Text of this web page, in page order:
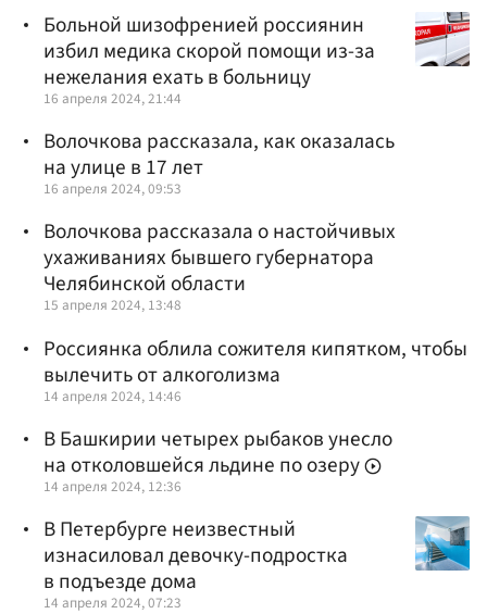
Больной шизофренией россиянин
избил медика скорой помощи из-за
нежелания ехать в больницу
16 апреля 2024, 21:44
Волочкова рассказала, как оказалась
на улице в 17 лет
16 апреля 2024, 09:53
Волочкова рассказала о настойчивых
ухаживаниях бывшего губернатора
Челябинской области
15 апреля 2024, 13:48
Россиянка облила сожителя кипятком, чтобы
вылечить от алкоголизма
14 апреля 2024, 14:46
В Башкирии четырех рыбаков унесло
на отколовшейся льдине по озеру
14 апреля 2024, 12:36
В Петербурге неизвестный
изнасиловал девочку-подростка
в подъезде дома
14 апреля 2024, 07:23